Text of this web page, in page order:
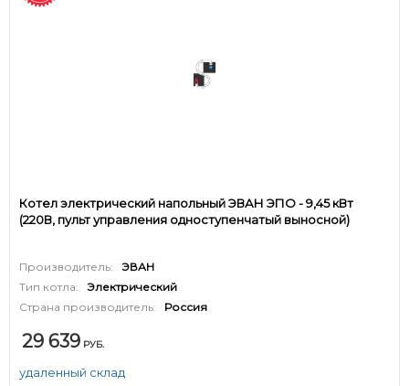
Котел электрический напольный ЭВАН ЭПО - 9,45 кВт
(220В, пульт управления одноступенчатый выносной)
Производитель:
ЭВАН
Тип котла:
Электрический
Страна производитель:
Россия
29 639 РУБ.
удаленный склад